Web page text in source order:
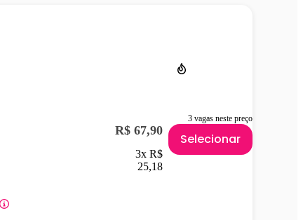
3 vagas neste preço
R$ 67,90
3x R$
25,18
Selecionar